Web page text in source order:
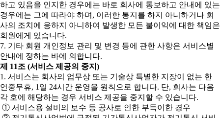
하고 있음을 인지한 경우에는 바로 회사에 통보하고 안내에 있는
경우에는 그에 따라야 하며, 이러한 통지를 하지 아니하거나 회
사의 조치에 응하지 아니하여 발생한 모든 불이익에 대한 책임은
회원에게 있습니다.
7. 기타 회원 개인정보 관리 및 변경 등에 관한 사항은 서비스별
안내에 정하는 바에 의합니다.
제 11조 (서비스 제공의 중지)
1. 서비스는 회사의 업무상 또는 기술상 특별한 지장이 없는 한
연중무휴, 1일 24시간 운영을 원칙으로 합니다. 단, 회사는 다음
각 호에 해당하는 경우 서비스 제공을 중지할 수 있습니다.
① 서비스용 설비의 보수 등 공사로 인한 부득이한 경우